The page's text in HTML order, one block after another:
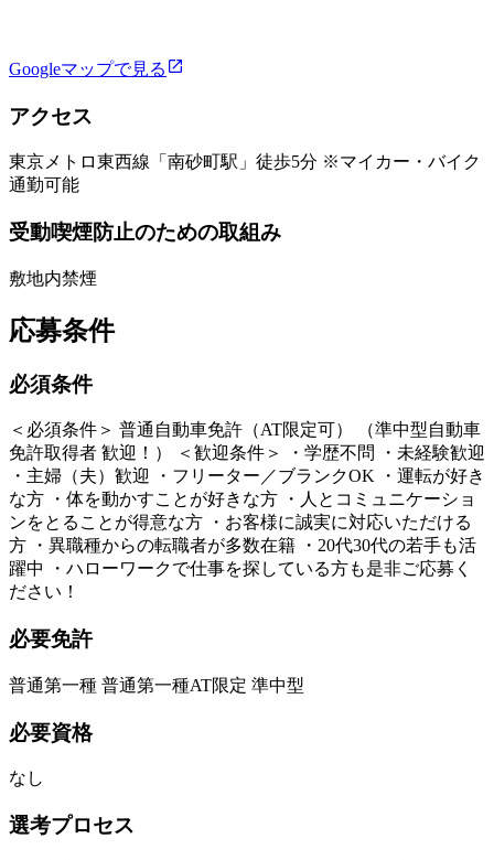
Googleマップで見る
アクセス
東京メトロ東西線「南砂町駅」徒歩5分 ※マイカー・バイク
通勤可能
受動喫煙防止のための取組み
敷地内禁煙
応募条件
必須条件
＜必須条件＞ 普通自動車免許（AT限定可） （準中型自動車
免許取得者 歓迎！） ＜歓迎条件＞ ・学歴不問 ・未経験歓迎
・主婦（夫）歓迎 ・フリーター／ブランクOK ・運転が好き
な方 ・体を動かすことが好きな方 ・人とコミュニケーショ
ンをとることが得意な方 ・お客様に誠実に対応いただける
方 ・異職種からの転職者が多数在籍 ・20代30代の若手も活
躍中 ・ハローワークで仕事を探している方も是非ご応募く
ださい！
必要免許
普通第一種 普通第一種AT限定 準中型
必要資格
なし
選考プロセス